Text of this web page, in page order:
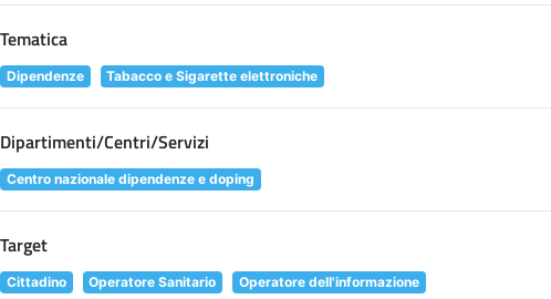
Tematica
Dipendenze Tabacco e Sigarette elettroniche
Dipartimenti/Centri/Servizi
Centro nazionale dipendenze e doping
Target
Cittadino Operatore Sanitario Operatore dell'informazione